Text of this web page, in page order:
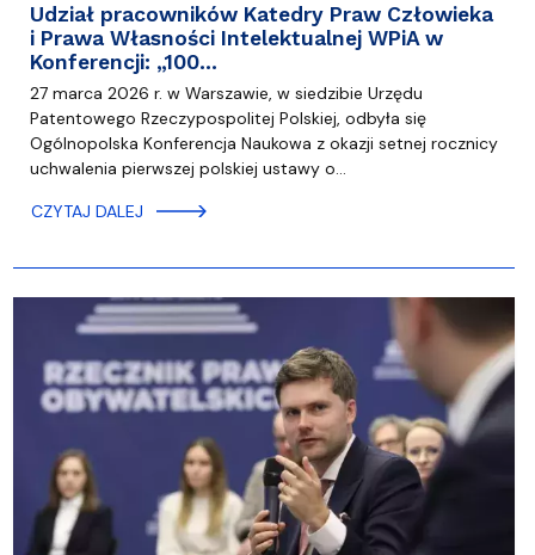
Udział pracowników Katedry Praw Człowieka
i Prawa Własności Intelektualnej WPiA w
Konferencji: „100…
27 marca 2026 r. w Warszawie, w siedzibie Urzędu
Patentowego Rzeczypospolitej Polskiej, odbyła się
Ogólnopolska Konferencja Naukowa z okazji setnej rocznicy
uchwalenia pierwszej polskiej ustawy o…
CZYTAJ DALEJ